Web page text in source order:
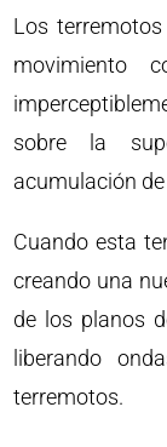
Los
movimiento
sobre la
acumulación
Cuando esta
creando una
de los planos
liberando
terremotos.